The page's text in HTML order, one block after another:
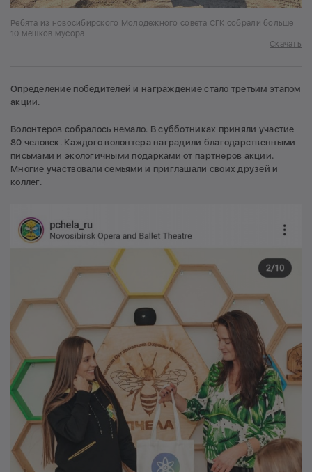
Ребята из новосибирского Молодежного совета СГК собрали больше
10 мешков мусора
Скачать
Определение победителей и награждение стало третьим этапом
акции.
Волонтеров собралось немало. В субботниках приняли участие
80 человек. Каждого волонтера наградили благодарственными
письмами и экологичными подарками от партнеров акции.
Многие участвовали семьями и приглашали своих друзей и
коллег.